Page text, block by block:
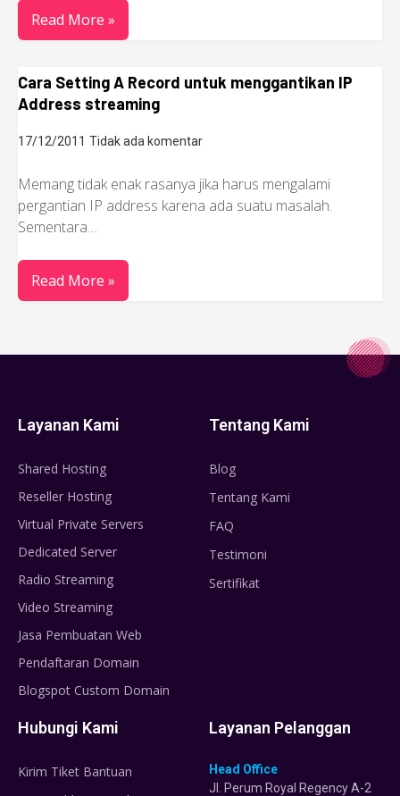
Read More »
Cara Setting A Record untuk menggantikan IP
Address streaming
17/12/2011 Tidak ada komentar
Memang tidak enak rasanya jika harus mengalami
pergantian IP address karena ada suatu masalah.
Sementara…
Read More »
Layanan Kami
Shared Hosting
Reseller Hosting
Virtual Private Servers
Dedicated Server
Radio Streaming
Video Streaming
Jasa Pembuatan Web
Pendaftaran Domain
Blogspot Custom Domain
Tentang Kami
Blog
Tentang Kami
FAQ
Testimoni
Sertifikat
Hubungi Kami
Kirim Tiket Bantuan
Layanan Pelanggan
Head Office
Jl. Perum Royal Regency A-2